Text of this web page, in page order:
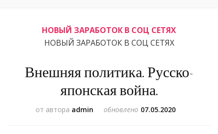
НОВЫЙ ЗАРАБОТОК В СОЦ СЕТЯХ
НОВЫЙ ЗАРАБОТОК В СОЦ СЕТЯХ
Внешняя политика. Русско-
японская война.
от автора admin обновлено 07.05.2020